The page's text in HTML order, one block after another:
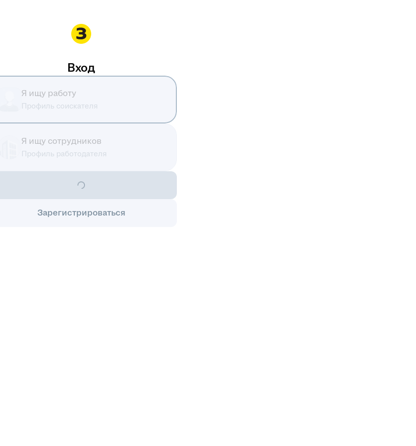
Вход
Я ищу работу
Профиль соискателя
Я ищу сотрудников
Профиль работодателя
Зарегистрироваться